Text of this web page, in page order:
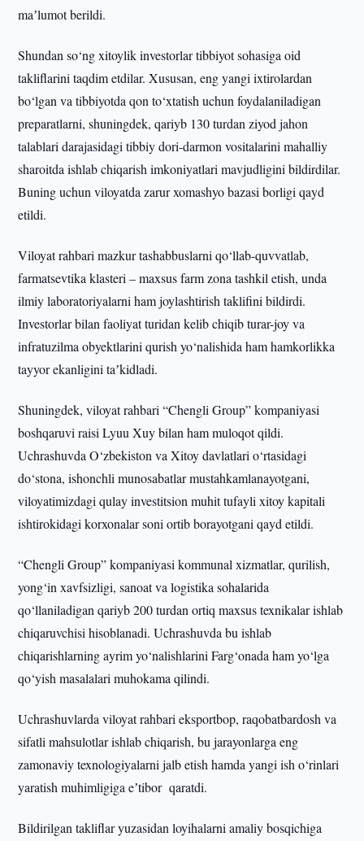
maʼlumot berildi.
Shundan so‘ng xitoylik investorlar tibbiyot sohasiga oid
takliflarini taqdim etdilar. Xususan, eng yangi ixtirolardan
bo‘lgan va tibbiyotda qon to‘xtatish uchun foydalaniladigan
preparatlarni, shuningdek, qariyb 130 turdan ziyod jahon
talablari darajasidagi tibbiy dori-darmon vositalarini mahalliy
sharoitda ishlab chiqarish imkoniyatlari mavjudligini bildirdilar.
Buning uchun viloyatda zarur xomashyo bazasi borligi qayd
etildi.
Viloyat rahbari mazkur tashabbuslarni qo‘llab-quvvatlab,
farmatsevtika klasteri – maxsus farm zona tashkil etish, unda
ilmiy laboratoriyalarni ham joylashtirish taklifini bildirdi.
Investorlar bilan faoliyat turidan kelib chiqib turar-joy va
infratuzilma obyektlarini qurish yo‘nalishida ham hamkorlikka
tayyor ekanligini taʼkidladi.
Shuningdek, viloyat rahbari “Chengli Group” kompaniyasi
boshqaruvi raisi Lyuu Xuy bilan ham muloqot qildi.
Uchrashuvda O‘zbekiston va Xitoy davlatlari o‘rtasidagi
do‘stona, ishonchli munosabatlar mustahkamlanayotgani,
viloyatimizdagi qulay investitsion muhit tufayli xitoy kapitali
ishtirokidagi korxonalar soni ortib borayotgani qayd etildi.
“Chengli Group” kompaniyasi kommunal xizmatlar, qurilish,
yong‘in xavfsizligi, sanoat va logistika sohalarida
qo‘llaniladigan qariyb 200 turdan ortiq maxsus texnikalar ishlab
chiqaruvchisi hisoblanadi. Uchrashuvda bu ishlab
chiqarishlarning ayrim yo‘nalishlarini Farg‘onada ham yo‘lga
qo‘yish masalalari muhokama qilindi.
Uchrashuvlarda viloyat rahbari eksportbop, raqobatbardosh va
sifatli mahsulotlar ishlab chiqarish, bu jarayonlarga eng
zamonaviy texnologiyalarni jalb etish hamda yangi ish o‘rinlari
yaratish muhimligiga eʼtibor qaratdi.
Bildirilgan takliflar yuzasidan loyihalarni amaliy bosqichiga